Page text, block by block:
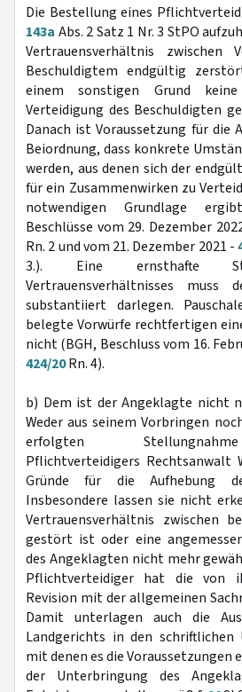
Die Bestellung eines
143a Abs. 2 Satz 1 Nr. 3 StPO
Vertrauensverhältnis zwischen
Beschuldigtem endgültig
einem sonstigen Grund keine
Verteidigung des Beschuldigten
Danach ist Voraussetzung für die
Beiordnung, dass konkrete
werden, aus denen sich der
für ein Zusammenwirken zu
notwendigen Grundlage
Beschlüsse vom 29. Dezember
Rn. 2 und vom 21. Dezember 2021 -
3.). Eine ernsthafte
Vertrauensverhältnisses muss
substantiiert darlegen.
belegte Vorwürfe rechtfertigen
nicht (BGH, Beschluss vom 16.
424/20Rn. 4).
b) Dem ist der Angeklagte nicht
Weder aus seinem Vorbringen
erfolgten
Pflichtverteidigers Rechtsanwalt
Gründe für die Aufhebung
Insbesondere lassen sie nicht
Vertrauensverhältnis zwischen
gestört ist oder eine
des Angeklagten nicht mehr
Pflichtverteidiger hat die von
Revision mit der allgemeinen
Damit unterlagen auch die
Landgerichts in den schriftlichen
mit denen es die Voraussetzungen
der Unterbringung des